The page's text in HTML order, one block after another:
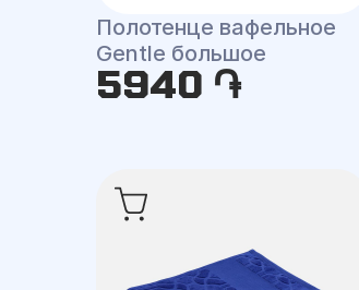
Полотенце вафельное
Gentle большое
5940 ֏